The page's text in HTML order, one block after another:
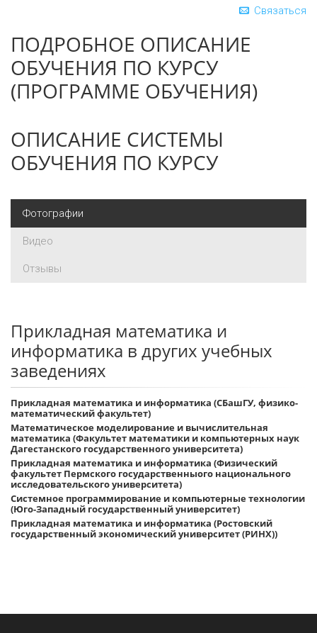
Связаться
ПОДРОБНОЕ ОПИСАНИЕ
ОБУЧЕНИЯ ПО КУРСУ
(ПРОГРАММЕ ОБУЧЕНИЯ)
ОПИСАНИЕ СИСТЕМЫ
ОБУЧЕНИЯ ПО КУРСУ
Фотографии
Видео
Отзывы
Прикладная математика и
информатика в других учебных
заведениях
Прикладная математика и информатика (СБашГУ, физико-
математический факультет)
Математическое моделирование и вычислительная
математика (Факультет математики и компьютерных наук
Дагестанского государственного университета)
Прикладная математика и информатика (Физический
факультет Пермского государственныого национального
исследовательского университета)
Системное программирование и компьютерные технологии
(Юго-Западный государственный университет)
Прикладная математика и информатика (Ростовский
государственный экономический университет (РИНХ))